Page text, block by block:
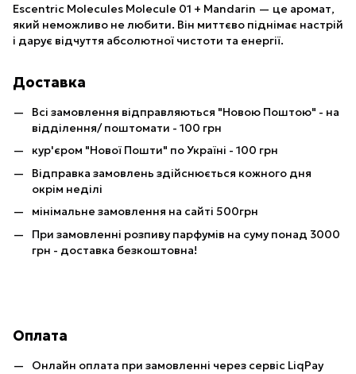
Escentric Molecules Molecule 01 + Mandarin — це аромат,
який неможливо не любити. Він миттєво піднімає настрій
і дарує відчуття абсолютної чистоти та енергії.
Доставка
Всі замовлення відправляються "Новою Поштою" - на
відділення/ поштомати - 100 грн
кур'єром "Нової Пошти" по Україні - 100 грн
Відправка замовлень здійснюється кожного дня
окрім неділі
мінімальне замовлення на сайті 500грн
При замовленні розпиву парфумів на суму понад 3000
грн - доставка безкоштовна!
Оплата
Онлайн оплата при замовленні через сервіс LiqPay